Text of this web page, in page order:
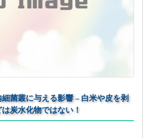
菌叢に与える影響 – 白米や皮を剥
炭水化物ではない！